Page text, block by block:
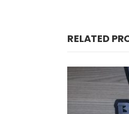
RELATED